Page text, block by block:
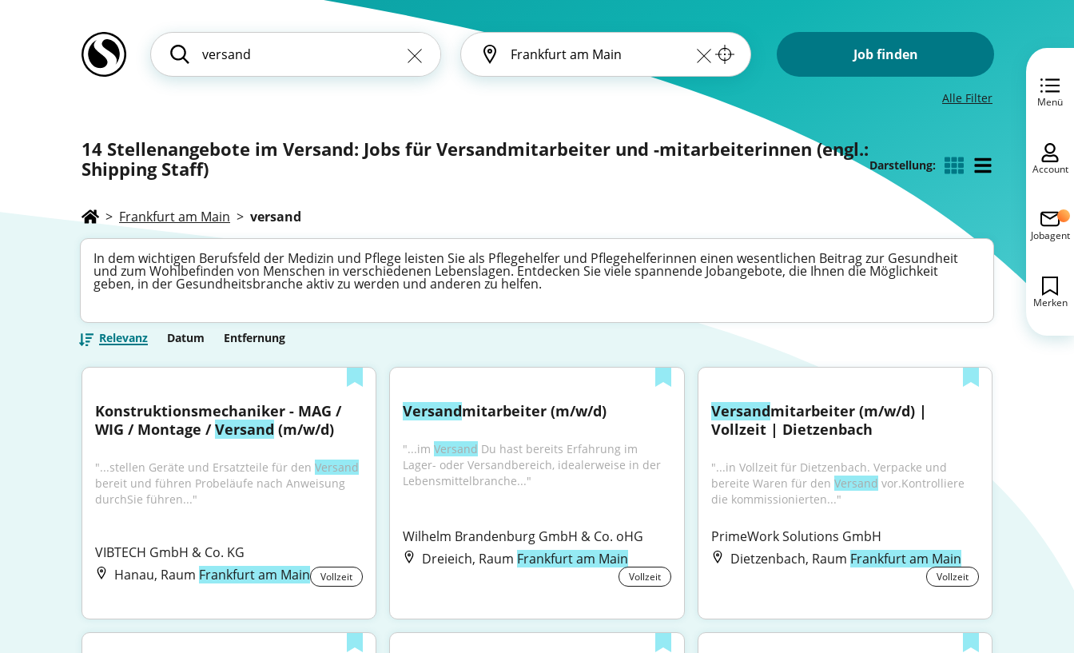
Job finden
Alle Filter
14 Stellenangebote im Versand: Jobs für Versandmitarbeiter und -mitarbeiterinnen (engl.:
Shipping Staff)
Darstellung:
> Frankfurt am Main > versand
In dem wichtigen Berufsfeld der Medizin und Pflege leisten Sie als Pflegehelfer und Pflegehelferinnen einen wesentlichen Beitrag zur Gesundheit
und zum Wohlbefinden von Menschen in verschiedenen Lebenslagen. Entdecken Sie viele spannende Jobangebote, die Ihnen die Möglichkeit
geben, in der Gesundheitsbranche aktiv zu werden und anderen zu helfen.
Relevanz Datum Entfernung
Konstruktionsmechaniker - MAG /
WIG / Montage / Versand (m/w/d)
"...stellen Geräte und Ersatzteile für den Versand
bereit und führen Probeläufe nach Anweisung
durchSie führen..."
VIBTECH GmbH & Co. KG
Hanau, Raum Frankfurt am Main Vollzeit
Versandmitarbeiter (m/w/d)
"...im Versand Du hast bereits Erfahrung im
Lager- oder Versandbereich, idealerweise in der
Lebensmittelbranche..."
Wilhelm Brandenburg GmbH & Co. oHG
Dreieich, Raum Frankfurt am Main
Vollzeit
Versandmitarbeiter (m/w/d) |
Vollzeit | Dietzenbach
"...in Vollzeit für Dietzenbach. Verpacke und
bereite Waren für den Versand vor.Kontrolliere
die kommissionierten..."
PrimeWork Solutions GmbH
Dietzenbach, Raum Frankfurt am Main
Vollzeit
Menü
Account
Jobagent
Merken